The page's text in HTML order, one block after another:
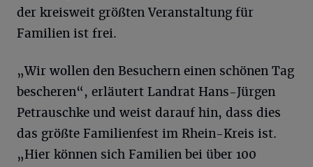
der kreisweit größten Veranstaltung für
Familien ist frei.
„Wir wollen den Besuchern einen schönen Tag
bescheren“, erläutert Landrat Hans-Jürgen
Petrauschke und weist darauf hin, dass dies
das größte Familienfest im Rhein-Kreis ist.
„Hier können sich Familien bei über 100